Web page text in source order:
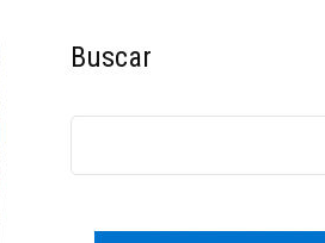
Buscar